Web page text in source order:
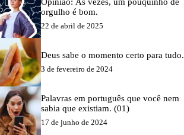
orgulho é bom.
22 de abril de 2025
Deus sabe o momento certo para tudo.
3 de fevereiro de 2024
Palavras em português que você nem
sabia que existiam. (01)
17 de junho de 2024